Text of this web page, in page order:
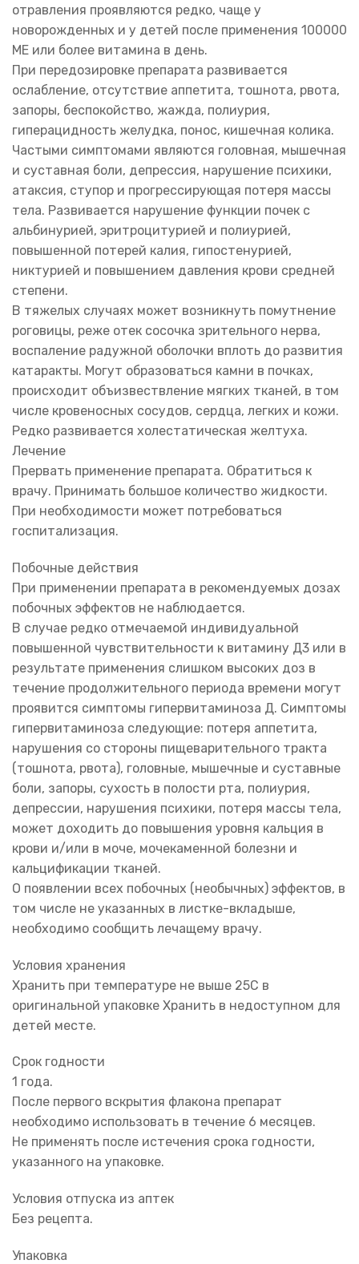
отравления проявляются редко, чаще у
новорожденных и у детей после применения 100000
ME или более витамина в день.
При передозировке препарата развивается
ослабление, отсутствие аппетита, тошнота, рвота,
запоры, беспокойство, жажда, полиурия,
гиперацидность желудка, понос, кишечная колика.
Частыми симптомами являются головная, мышечная
и суставная боли, депрессия, нарушение психики,
атаксия, ступор и прогрессирующая потеря массы
тела. Развивается нарушение функции почек с
альбинурией, эритроцитурией и полиурией,
повышенной потерей калия, гипостенурией,
никтурией и повышением давления крови средней
степени.
В тяжелых случаях может возникнуть помутнение
роговицы, реже отек сосочка зрительного нерва,
воспаление радужной оболочки вплоть до развития
катаракты. Могут образоваться камни в почках,
происходит объизвествление мягких тканей, в том
числе кровеносных сосудов, сердца, легких и кожи.
Редко развивается холестатическая желтуха.
Лечение
Прервать применение препарата. Обратиться к
врачу. Принимать большое количество жидкости.
При необходимости может потребоваться
госпитализация.
Побочные действия
При применении препарата в рекомендуемых дозах
побочных эффектов не наблюдается.
В случае редко отмечаемой индивидуальной
повышенной чувствительности к витамину Д3 или в
результате применения слишком высоких доз в
течение продолжительного периода времени могут
проявится симптомы гипервитаминоза Д. Симптомы
гипервитаминоза следующие: потеря аппетита,
нарушения со стороны пищеварительного тракта
(тошнота, рвота), головные, мышечные и суставные
боли, запоры, сухость в полости рта, полиурия,
депрессии, нарушения психики, потеря массы тела,
может доходить до повышения уровня кальция в
крови и/или в моче, мочекаменной болезни и
кальцификации тканей.
О появлении всех побочных (необычных) эффектов, в
том числе не указанных в листке-вкладыше,
необходимо сообщить лечащему врачу.
Условия хранения
Хранить при температуре не выше 25С в
оригинальной упаковке Хранить в недоступном для
детей месте.
Срок годности
1 года.
После первого вскрытия флакона препарат
необходимо использовать в течение 6 месяцев.
Не применять после истечения срока годности,
указанного на упаковке.
Условия отпуска из аптек
Без рецепта.
Упаковка